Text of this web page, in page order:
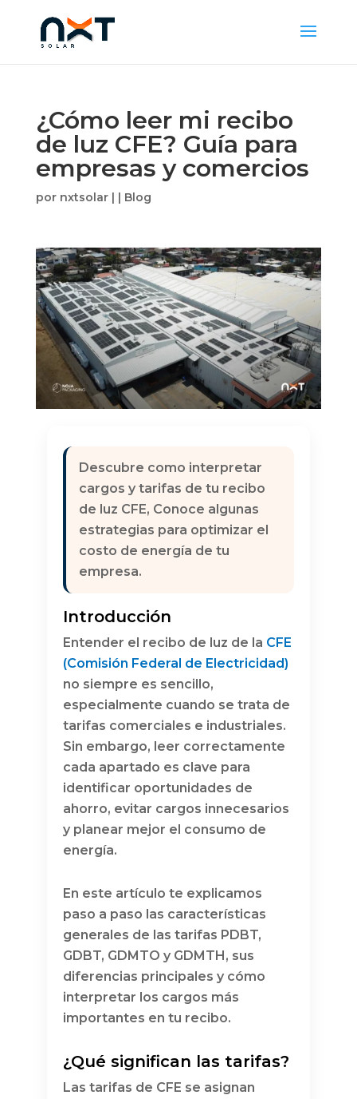
¿Cómo leer mi recibo
de luz CFE? Guía para
empresas y comercios
por nxtsolar| | Blog
Descubre como interpretar
cargos y tarifas de tu recibo
de luz CFE, Conoce algunas
estrategias para optimizar el
costo de energía de tu
empresa.
Introducción
Entender el recibo de luz de la CFE
(Comisión Federal de Electricidad)
no siempre es sencillo,
especialmente cuando se trata de
tarifas comerciales e industriales.
Sin embargo, leer correctamente
cada apartado es clave para
identificar oportunidades de
ahorro, evitar cargos innecesarios
y planear mejor el consumo de
energía.
En este artículo te explicamos
paso a paso las características
generales de las tarifas PDBT,
GDBT, GDMTO y GDMTH, sus
diferencias principales y cómo
interpretar los cargos más
importantes en tu recibo.
¿Qué significan las tarifas?
Las tarifas de CFE se asignan